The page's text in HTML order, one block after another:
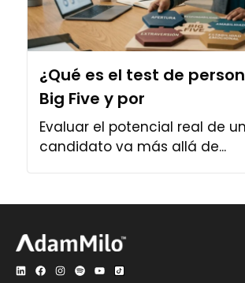
¿Qué es el test de
Big Five y por
Evaluar el potencial real de un
candidato va más allá de...